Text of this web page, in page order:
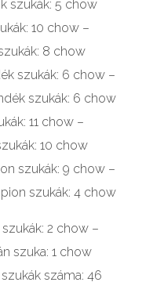
szukák: 5 chow
10 chow –
8 chow
szukák: 6 chow –
szukák: 6 chow
11 chow –
10 chow
szukák: 9 chow –
szukák: 4 chow
2 chow –
szuka: 1 chow
száma: 46